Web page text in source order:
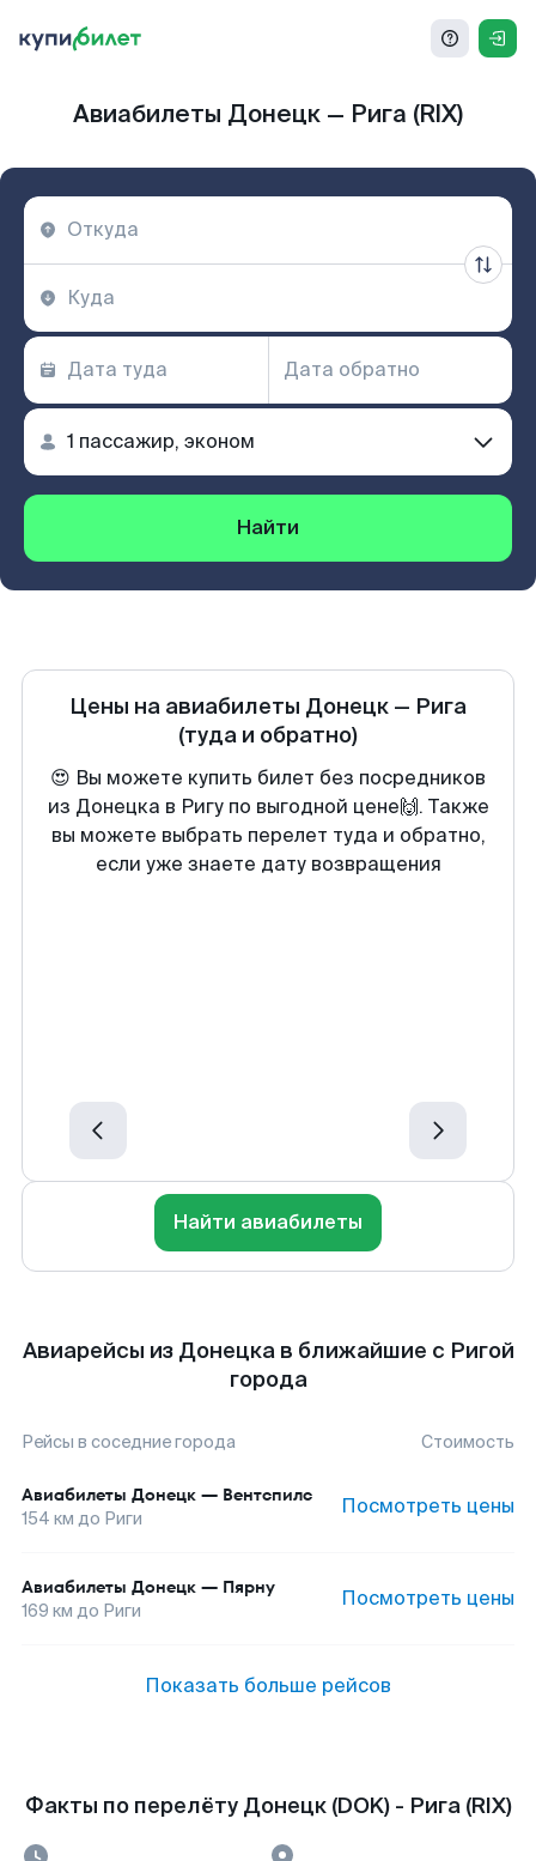
Авиабилеты Донецк — Рига (RIX)
Найти
Цены на авиабилеты Донецк — Рига
(туда и обратно)
😍 Вы можете купить билет без посредников
из Донецка в Ригу по выгодной цене🙌. Также
вы можете выбрать перелет туда и обратно,
если уже знаете дату возвращения
Найти авиабилеты
Авиарейсы из Донецка в ближайшие с Ригой
города
Рейсы в соседние города Стоимость
Авиабилеты Донецк — Вентспилс
154 км до Риги Посмотреть цены
Авиабилеты Донецк — Пярну
169 км до Риги Посмотреть цены
Показать больше рейсов
Факты по перелёту Донецк (DOK) - Рига (RIX)